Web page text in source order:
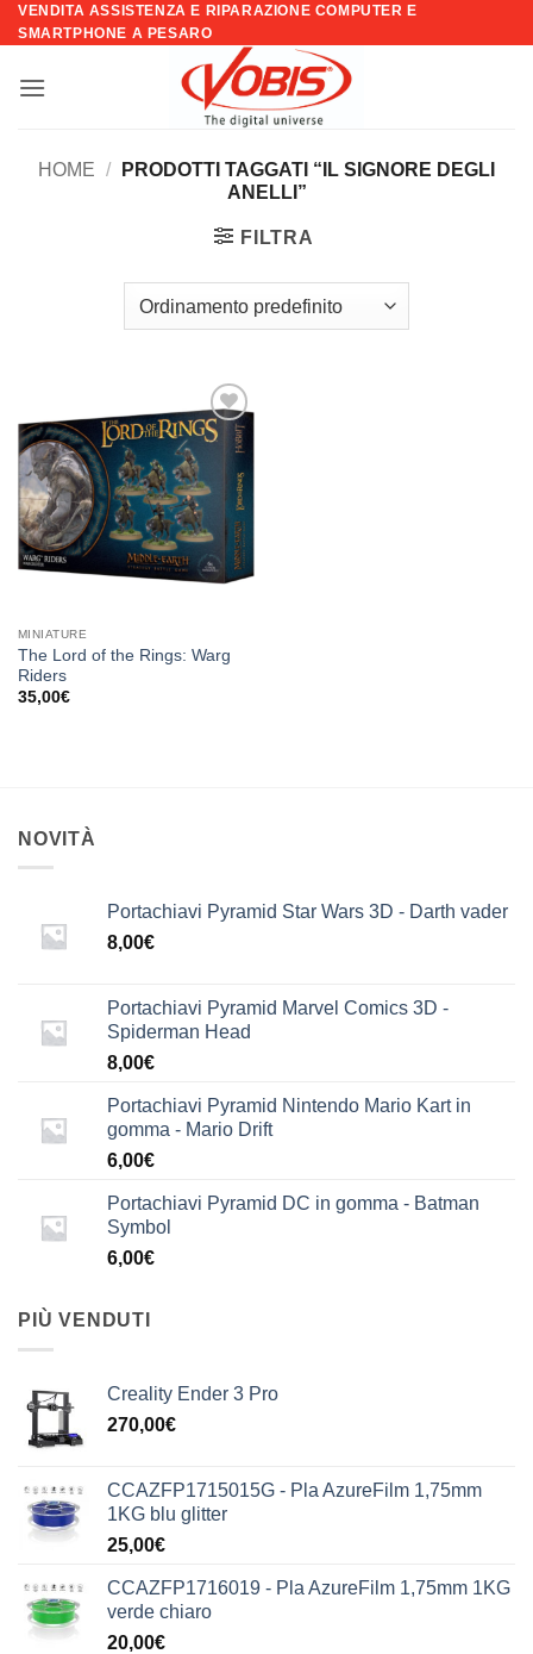
Salta
ai
VENDITA ASSISTENZA E RIPARAZIONE COMPUTER E
SMARTPHONE A PESARO
HOME /
PRODOTTI TAGGATI “IL SIGNORE DEGLI
ANELLI”
FILTRA
Aggiungi
alla lista
desideri
MINIATURE
The Lord of the Rings: Warg
Riders
35,00€
NOVITÀ
Portachiavi Pyramid Star Wars 3D - Darth vader
8,00€
Portachiavi Pyramid Marvel Comics 3D -
Spiderman Head
8,00€
Portachiavi Pyramid Nintendo Mario Kart in
gomma - Mario Drift
6,00€
Portachiavi Pyramid DC in gomma - Batman
Symbol
6,00€
PIÙ VENDUTI
Creality Ender 3 Pro
270,00€
CCAZFP1715015G - Pla AzureFilm 1,75mm
1KG blu glitter
25,00€
CCAZFP1716019 - Pla AzureFilm 1,75mm 1KG
verde chiaro
20,00€